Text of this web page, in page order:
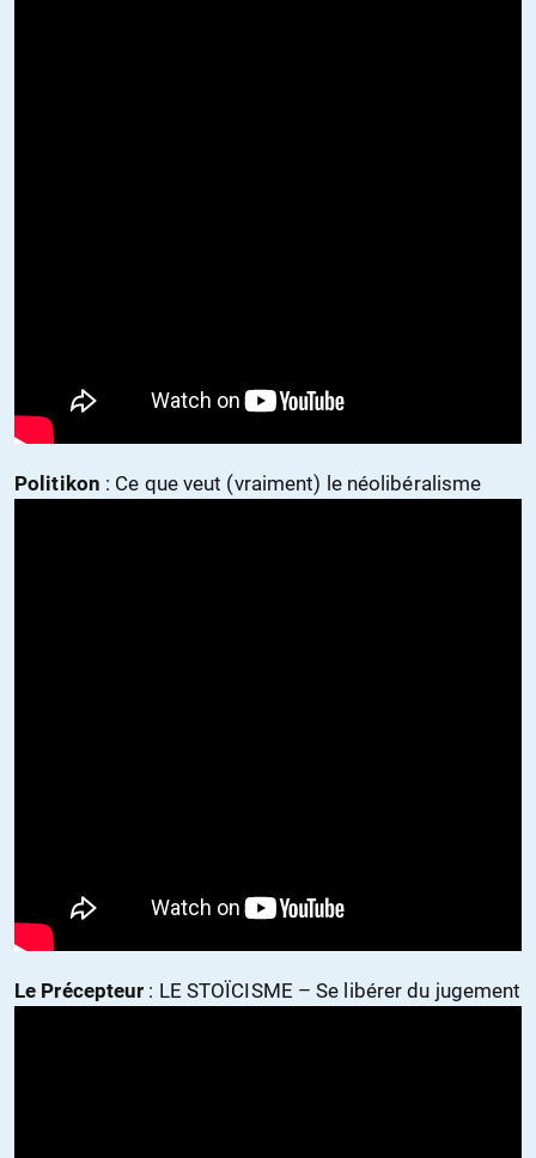
Politikon : Ce que veut (vraiment) le néolibéralisme
Le Précepteur : LE STOÏCISME – Se libérer du jugement